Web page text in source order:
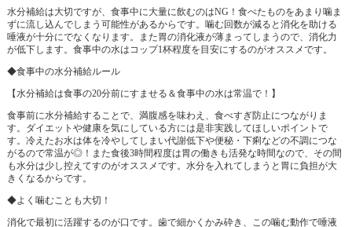
水分補給は大切ですが、食事中に大量に飲むのはNG！食べたものをあまり噛ま
ずに流し込んでしまう可能性があるからです。噛む回数が減ると消化を助ける
唾液が十分にでなくなります。また胃の消化液が薄まってしまうので、消化力
が低下します。食事中の水はコップ1杯程度を目安にするのがオススメです。
◆食事中の水分補給ルール
【水分補給は食事の20分前にすませる＆食事中の水は常温で！】
食事前に水分補給することで、満腹感を味わえ、食べすぎ防止につながりま
す。ダイエットや健康を気にしている方には是非実践してほしいポイントで
す。冷えたお水は体を冷やしてしまい代謝低下や便秘・下痢などの不調につな
がるので常温が◎！また食後3時間程度は胃の働きも活発な時間なので、その間
も水分は少し控えてすのがオススメです。水分を入れてしまうと胃に負担が大
きくなるからです。
◆よく噛むことも大切！
消化で最初に活躍するのが口です。歯で細かくかみ砕き、この噛む動作で唾液